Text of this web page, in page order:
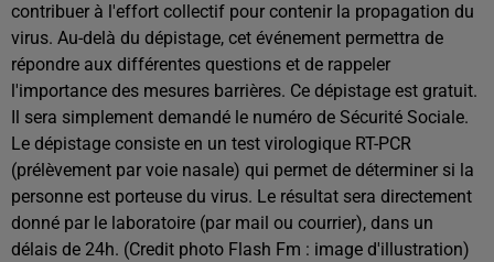
contribuer à l'effort collectif pour contenir la propagation du
virus. Au-delà du dépistage, cet événement permettra de
répondre aux différentes questions et de rappeler
l'importance des mesures barrières. Ce dépistage est gratuit.
Il sera simplement demandé le numéro de Sécurité Sociale.
Le dépistage consiste en un test virologique RT-PCR
(prélèvement par voie nasale) qui permet de déterminer si la
personne est porteuse du virus. Le résultat sera directement
donné par le laboratoire (par mail ou courrier), dans un
délais de 24h. (Credit photo Flash Fm : image d'illustration)